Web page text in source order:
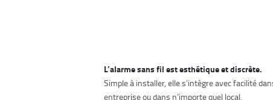
L’alarme sans fil est esthétique et discrète.
Simple à installer, elle s’intègre avec facilité
entreprise ou dans n’importe quel local.